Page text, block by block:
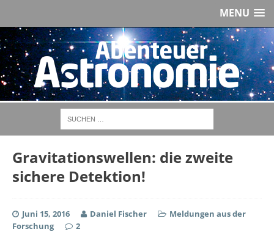
MENU
Gravitationswellen: die zweite
sichere Detektion!
Juni 15, 2016 Daniel Fischer
Meldungen aus der
Forschung
2